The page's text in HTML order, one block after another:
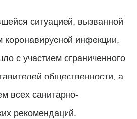
ситуацией, вызванной
коронавирусной инфекции,
с участием ограниченного
общественности, а
всех санитарно-
рекомендаций.